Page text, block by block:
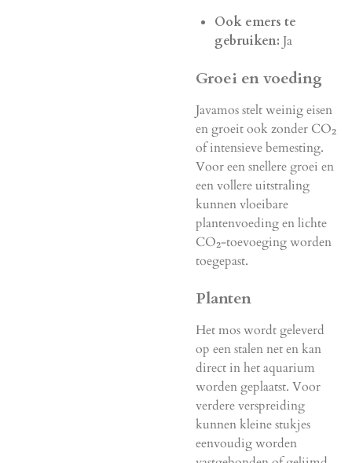
Ook emers te
gebruiken: Ja
Groei en voeding
Javamos stelt weinig eisen
en groeit ook zonder CO₂
of intensieve bemesting.
Voor een snellere groei en
een vollere uitstraling
kunnen vloeibare
plantenvoeding en lichte
CO₂-toevoeging worden
toegepast.
Planten
Het mos wordt geleverd
op een stalen net en kan
direct in het aquarium
worden geplaatst. Voor
verdere verspreiding
kunnen kleine stukjes
eenvoudig worden